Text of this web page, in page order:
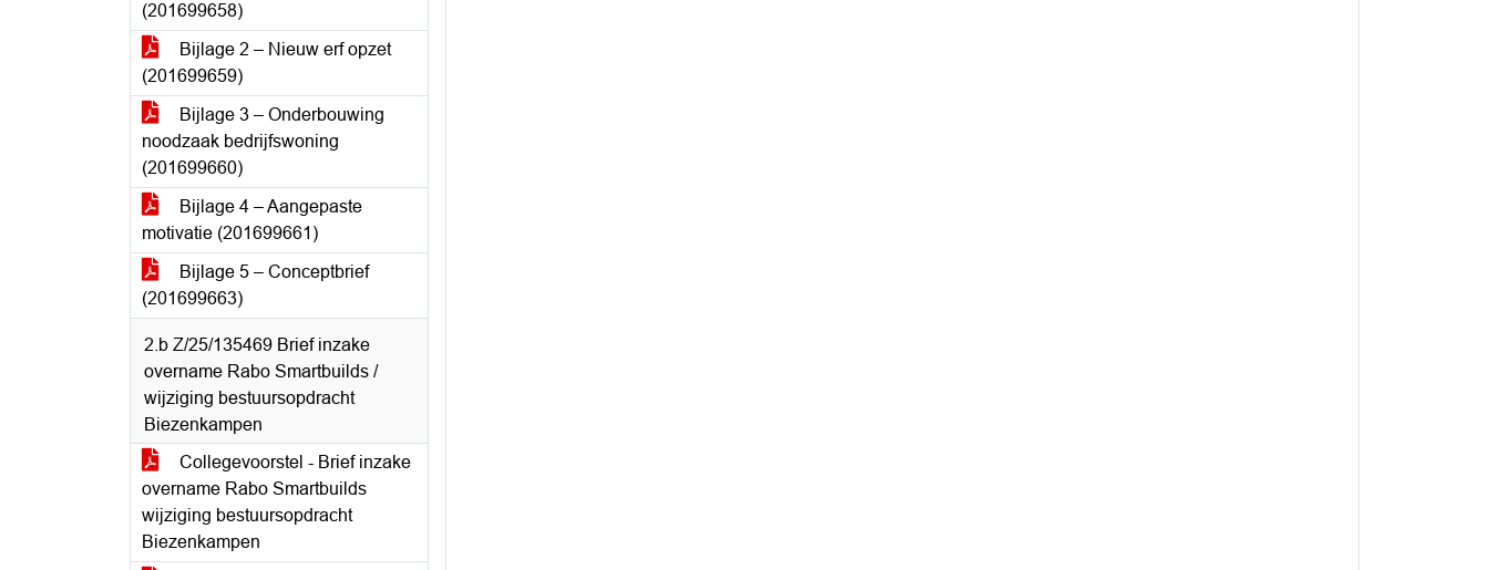
(201699658)
Bijlage 2 – Nieuw erf opzet
(201699659)
Bijlage 3 – Onderbouwing
noodzaak bedrijfswoning
(201699660)
Bijlage 4 – Aangepaste
motivatie (201699661)
Bijlage 5 – Conceptbrief
(201699663)
2.b Z/25/135469 Brief inzake
overname Rabo Smartbuilds /
wijziging bestuursopdracht
Biezenkampen
Collegevoorstel - Brief inzake
overname Rabo Smartbuilds
wijziging bestuursopdracht
Biezenkampen